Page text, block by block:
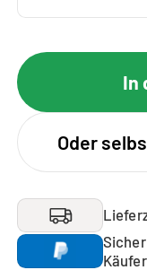
In
Oder